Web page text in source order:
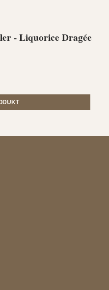
- Liquorice Dragée